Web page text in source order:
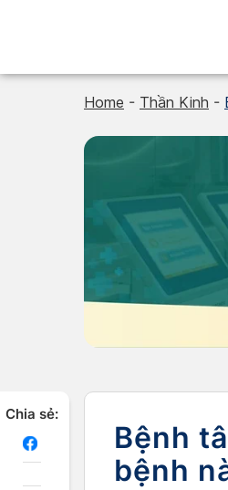
Home - Thần Kinh -
Chia sẻ:
Bệnh
bệnh